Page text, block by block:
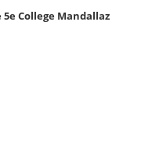
5e College Mandallaz